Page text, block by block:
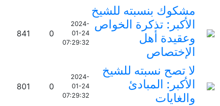
مشكوك بنسبته للشيخ
الأكبر: تذكرة الخواص
وعقيدة أهل
الإختصاص
2024-
01-24
07:29:32
0
841
لا تصح نسبته للشيخ
الأكبر: المبادئ
والغايات
2024-
01-24
07:29:32
0
801